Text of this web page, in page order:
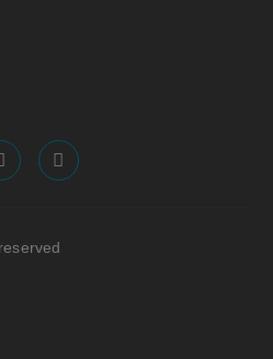
our facebook page: https://
us on our linkedin page:
us on our
screenreader.visit us on our x
screenreader.visit us on